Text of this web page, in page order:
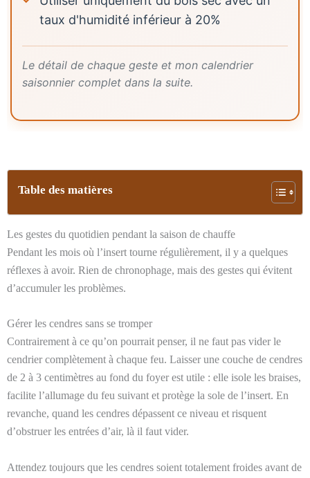
taux d'humidité inférieur à 20%
Le détail de chaque geste et mon calendrier
saisonnier complet dans la suite.
Table des matières
Les gestes du quotidien pendant la saison de chauffe
Pendant les mois où l’insert tourne régulièrement, il y a quelques
réflexes à avoir. Rien de chronophage, mais des gestes qui évitent
d’accumuler les problèmes.
Gérer les cendres sans se tromper
Contrairement à ce qu’on pourrait penser, il ne faut pas vider le
cendrier complètement à chaque feu. Laisser une couche de cendres
de 2 à 3 centimètres au fond du foyer est utile : elle isole les braises,
facilite l’allumage du feu suivant et protège la sole de l’insert. En
revanche, quand les cendres dépassent ce niveau et risquent
d’obstruer les entrées d’air, là il faut vider.
Attendez toujours que les cendres soient totalement froides avant de